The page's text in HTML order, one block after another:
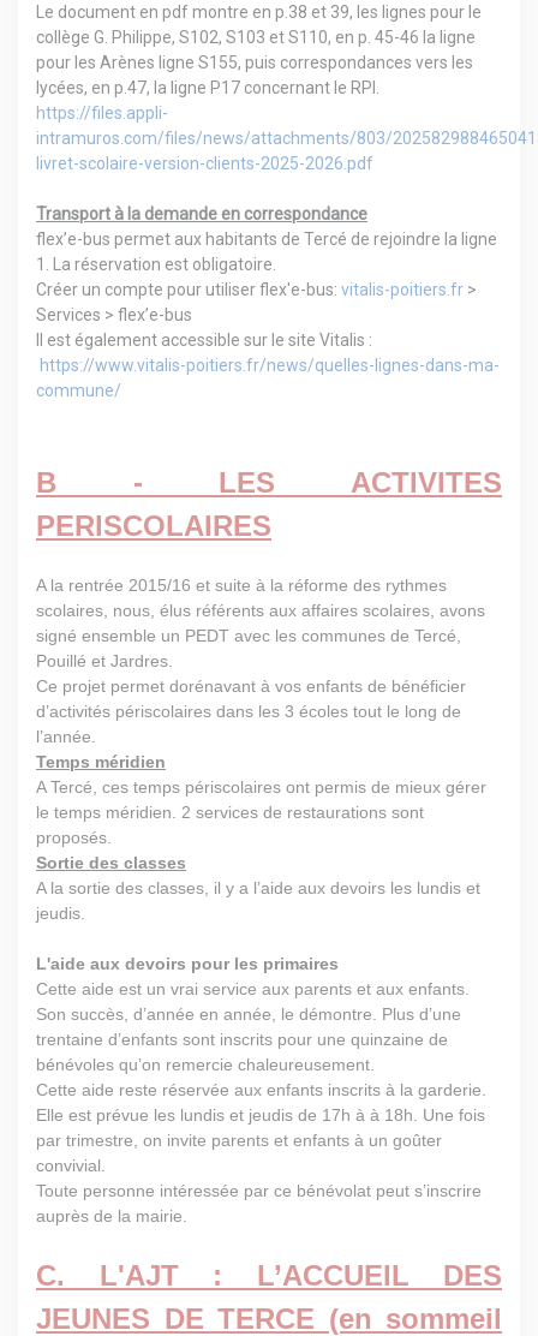
Le document en pdf montre en p.38 et 39, les lignes pour le
collège G. Philippe, S102, S103 et S110, en p. 45-46 la ligne
pour les Arènes ligne S155, puis correspondances vers les
lycées, en p.47, la ligne P17 concernant le RPI.
https://files.appli-
intramuros.com/files/news/attachments/803/
livret-scolaire-version-clients-2025-2026.pdf
Transport à la demande en correspondance
flex’e-bus permet aux habitants de Tercé de rejoindre la ligne
1. La réservation est obligatoire.
Créer un compte pour utiliser flex'e-bus: vitalis-poitiers.fr >
Services > flex’e-bus
Il est également accessible sur le site Vitalis :
https://www.vitalis-poitiers.fr/news/quelles-lignes-dans-ma-
commune/
B - LES ACTIVITES
PERISCOLAIRES
A la rentrée 2015/16 et suite à la réforme des rythmes
scolaires, nous, élus référents aux affaires scolaires, avons
signé ensemble un PEDT avec les communes de Tercé,
Pouillé et Jardres.
Ce projet permet dorénavant à vos enfants de bénéficier
d’activités périscolaires dans les 3 écoles tout le long de
l’année.
Temps méridien
A Tercé, ces temps périscolaires ont permis de mieux gérer
le temps méridien. 2 services de restaurations sont
proposés.
Sortie des classes
A la sortie des classes, il y a l’aide aux devoirs les lundis et
jeudis.
L'aide aux devoirs pour les primaires
Cette aide est un vrai service aux parents et aux enfants.
Son succès, d’année en année, le démontre. Plus d’une
trentaine d’enfants sont inscrits pour une quinzaine de
bénévoles qu’on remercie chaleureusement.
Cette aide reste réservée aux enfants inscrits à la garderie.
Elle est prévue les lundis et jeudis de 17h à à 18h. Une fois
par trimestre, on invite parents et enfants à un goûter
convivial.
Toute personne intéressée par ce bénévolat peut s’inscrire
auprès de la mairie.
C. L'AJT : L’ACCUEIL DES
JEUNES DE TERCE (en sommeil